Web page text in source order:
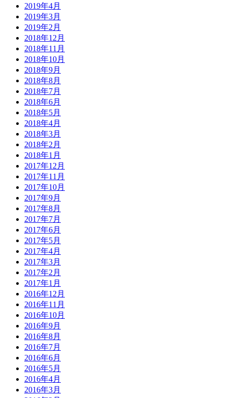
2019年4月
2019年3月
2019年2月
2018年12月
2018年11月
2018年10月
2018年9月
2018年8月
2018年7月
2018年6月
2018年5月
2018年4月
2018年3月
2018年2月
2018年1月
2017年12月
2017年11月
2017年10月
2017年9月
2017年8月
2017年7月
2017年6月
2017年5月
2017年4月
2017年3月
2017年2月
2017年1月
2016年12月
2016年11月
2016年10月
2016年9月
2016年8月
2016年7月
2016年6月
2016年5月
2016年4月
2016年3月